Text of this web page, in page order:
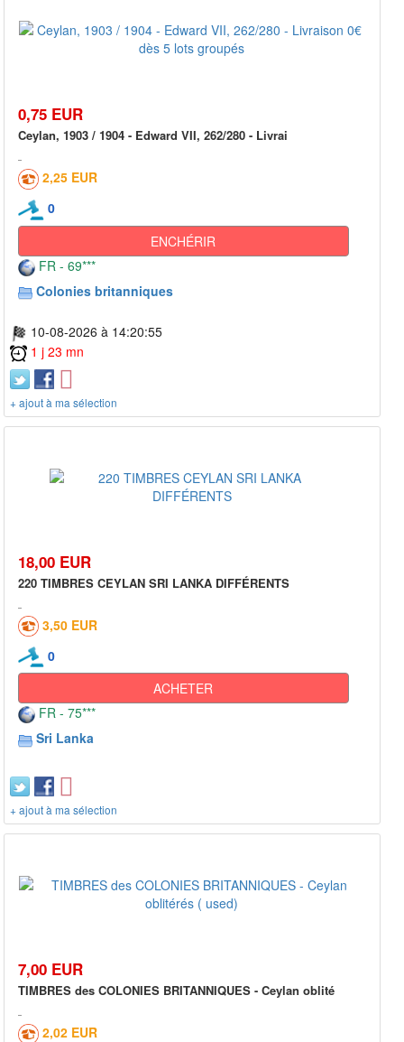
0,75 EUR
Ceylan, 1903 / 1904 - Edward VII, 262/280 - Livrai
2,25 EUR
0
ENCHÉRIR
FR - 69***
Colonies britanniques
10-08-2026 à 14:20:55
1 j 23 mn
+ ajout à ma sélection
18,00 EUR
220 TIMBRES CEYLAN SRI LANKA DIFFÉRENTS
3,50 EUR
0
ACHETER
FR - 75***
Sri Lanka
+ ajout à ma sélection
7,00 EUR
TIMBRES des COLONIES BRITANNIQUES - Ceylan oblité
2,02 EUR